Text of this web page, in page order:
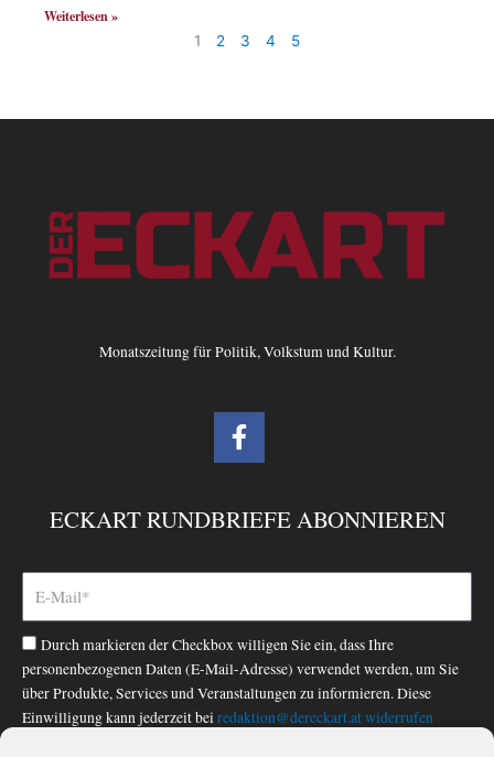
Weiterlesen »
1 2 3 4 5
Monatszeitung für Politik, Volkstum und Kultur.
F
a
b
o
-
f
ECKART RUNDBRIEFE ABONNIEREN
Durch markieren der Checkbox willigen Sie ein, dass Ihre
personenbezogenen Daten (E-Mail-Adresse) verwendet werden, um Sie
über Produkte, Services und Veranstaltungen zu informieren. Diese
Einwilligung kann jederzeit bei redaktion@dereckart.atwiderrufen